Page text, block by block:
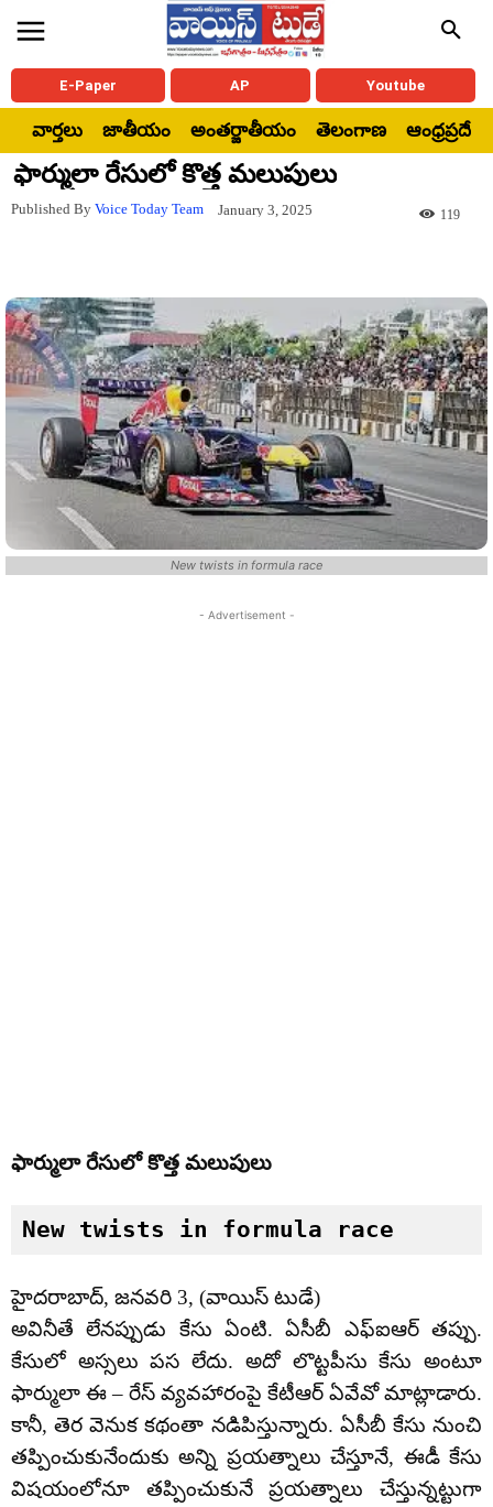
E-Paper AP Youtube
వార్తలు జాతీయం అంతర్జాతీయం తెలంగాణ ఆంధ్రప్రదేశ్
ఫార్ములా రేసులో కొత్త మలుపులు
Published By Voice Today Team January 3, 2025 119
New twists in formula race
- Advertisement -
ఫార్ములా రేసులో కొత్త మలుపులు
New twists in formula race
హైదరాబాద్, జనవరి 3, (వాయిస్ టుడే)
అవినీతే లేనప్పుడు కేసు ఏంటి. ఏసీబీ ఎఫ్ఐఆర్ తప్పు.
కేసులో అస్సలు పస లేదు. అదో లొట్టపీసు కేసు అంటూ
ఫార్ములా ఈ – రేస్‌ వ్యవహారంపై కేటీఆర్ ఏవేవో మాట్లాడారు.
కానీ, తెర వెనుక కథంతా నడిపిస్తున్నారు. ఏసీబీ కేసు నుంచి
తప్పించుకునేందుకు అన్ని ప్రయత్నాలు చేస్తూనే, ఈడీ కేసు
విషయంలోనూ తప్పించుకునే ప్రయత్నాలు చేస్తున్నట్టుగా